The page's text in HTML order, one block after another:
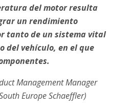
del motor resulta
un rendimiento
tanto de un sistema vital
del vehículo, en el que
Management Manager
Europe Schaeffler)